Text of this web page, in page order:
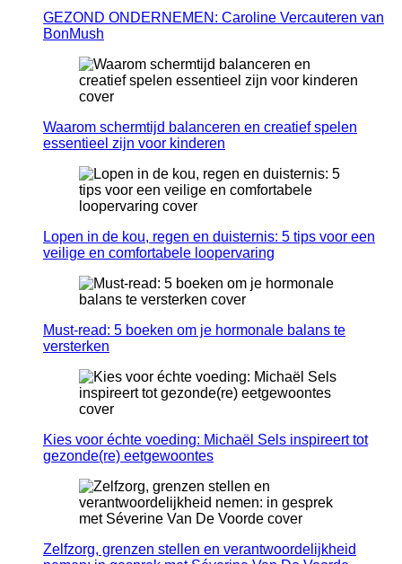
GEZOND ONDERNEMEN: Caroline Vercauteren van
BonMush
Waarom schermtijd balanceren en creatief spelen
essentieel zijn voor kinderen
Lopen in de kou, regen en duisternis: 5 tips voor een
veilige en comfortabele loopervaring
Must-read: 5 boeken om je hormonale balans te
versterken
Kies voor échte voeding: Michaël Sels inspireert tot
gezonde(re) eetgewoontes
Zelfzorg, grenzen stellen en verantwoordelijkheid